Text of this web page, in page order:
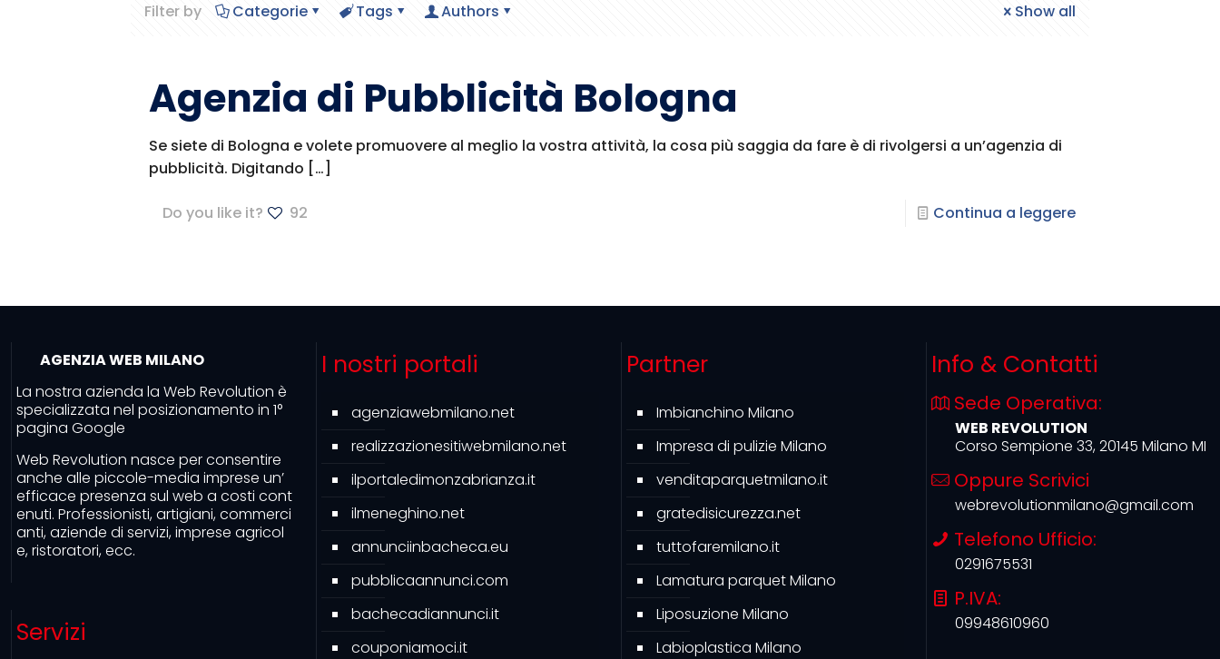
Filter by Categorie Tags Authors Show all
Agenzia di Pubblicità Bologna
Se siete di Bologna e volete promuovere al meglio la vostra attività, la cosa più saggia da fare è di rivolgersi a un’agenzia di
pubblicità. Digitando […]
Do you like it? 92 Continua a leggere
AGENZIA WEB MILANO
La nostra azienda la Web Revolution è
specializzata nel posizionamento in 1°
pagina Google
Web Revolution nasce per consentire
anche alle piccole-media imprese un’
efficace presenza sul web a costi cont
enuti. Professionisti, artigiani, commerci
anti, aziende di servizi, imprese agricol
e, ristoratori, ecc.
Servizi
I nostri portali
agenziawebmilano.net
realizzazionesitiwebmilano.net
ilportaledimonzabrianza.it
ilmeneghino.net
annunciinbacheca.eu
pubblicaannunci.com
bachecadiannunci.it
couponiamoci.it
Partner
Imbianchino Milano
Impresa di pulizie Milano
venditaparquetmilano.it
gratedisicurezza.net
tuttofaremilano.it
Lamatura parquet Milano
Liposuzione Milano
Labioplastica Milano
Info & Contatti
Sede Operativa:
WEB REVOLUTION
Corso Sempione 33, 20145 Milano MI
Oppure Scrivici
webrevolutionmilano@gmail.com
Telefono Ufficio:
0291675531
P.IVA:
09948610960